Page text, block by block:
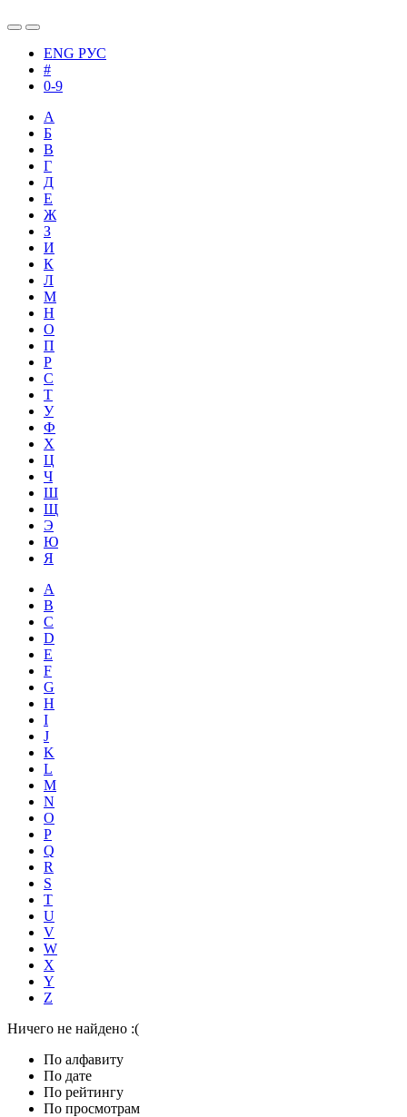
ENG РУС
#
0-9
А
Б
В
Г
Д
Е
Ж
З
И
К
Л
М
Н
О
П
Р
С
Т
У
Ф
Х
Ц
Ч
Ш
Щ
Э
Ю
Я
A
B
C
D
E
F
G
H
I
J
K
L
M
N
O
P
Q
R
S
T
U
V
W
X
Y
Z
Ничего не найдено :(
По алфавиту
По дате
По рейтингу
По просмотрам